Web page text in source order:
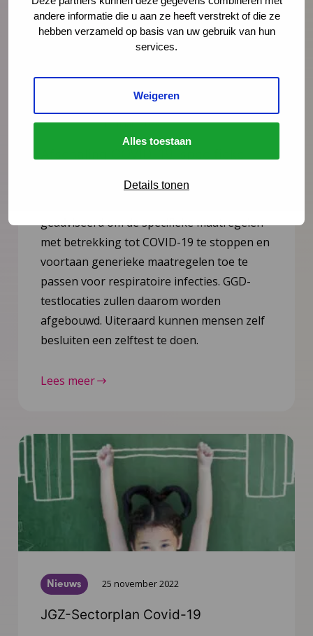
andere informatie die u aan ze heeft verstrekt of die ze
hebben verzameld op basis van uw gebruik van hun
services.
Weigeren
Alles toestaan
Details tonen
Nieuws 15 maart 2023
geadviseerd om de specifieke maatregelen
met betrekking tot COVID-19 te stoppen en
voortaan generieke maatregelen toe te
passen voor respiratoire infecties. GGD-
testlocaties zullen daarom worden
afgebouwd. Uiteraard kunnen mensen zelf
besluiten een zelftest te doen.
Lees meer
Nieuws 25 november 2022
JGZ-Sectorplan Covid-19